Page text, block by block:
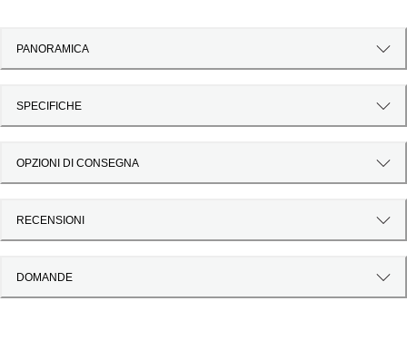
PANORAMICA
SPECIFICHE
OPZIONI DI CONSEGNA
RECENSIONI
DOMANDE